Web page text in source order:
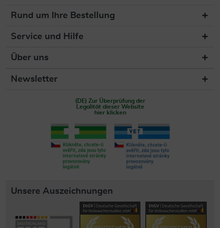
Rund um Ihre Bestellung
Service und Hilfe
Über uns
Newsletter
(DE) Zur Überprüfung der
Legalität dieser Website
hier klicken
Unsere Auszeichnungen